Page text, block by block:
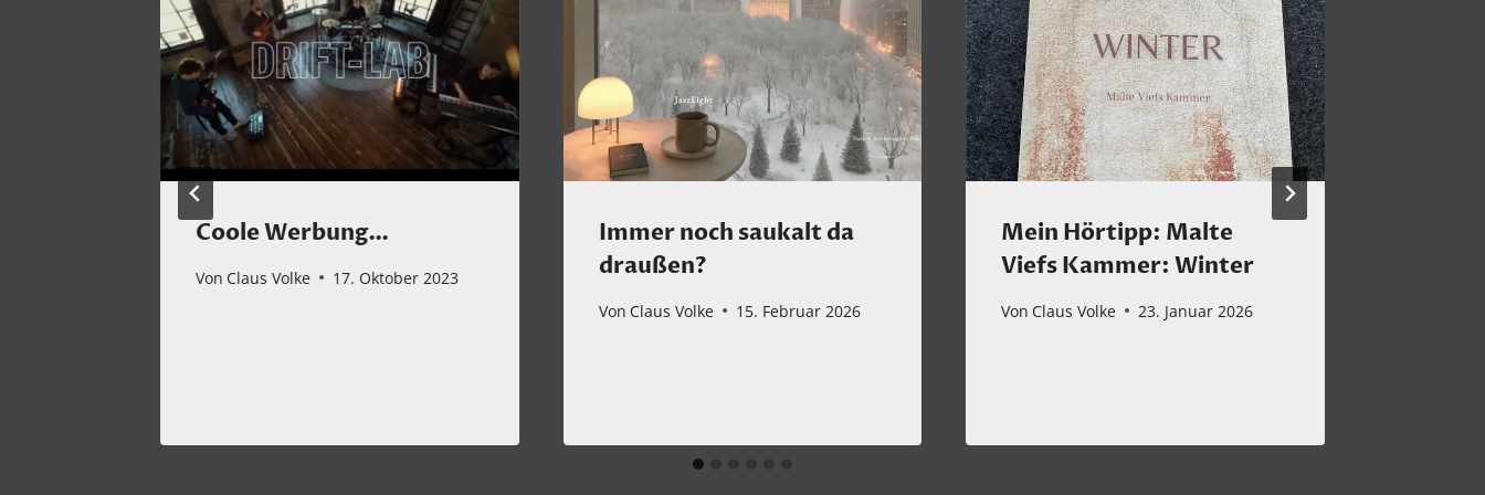
Coole Werbung…
Von Claus Volke 17. Oktober 2023
Immer noch saukalt da
draußen?
Von Claus Volke 15. Februar 2026
Mein Hörtipp: Malte
Viefs Kammer: Winter
Von Claus Volke 23. Januar 2026